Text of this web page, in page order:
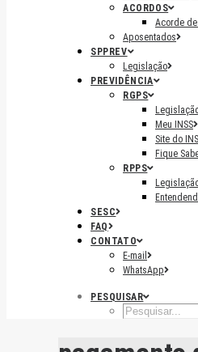
ACORDOS
Acorde
Aposentados
SPPREV
Legislação
PREVIDÊNCIA
RGPS
Meu INSS
Site do
Fique
RPPS
SESC
FAQ
CONTATO
E-mail
WhatsApp
PESQUISAR